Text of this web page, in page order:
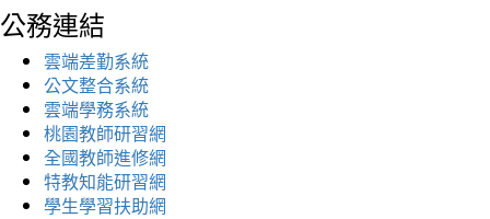
公務連結
雲端差勤系統
公文整合系統
雲端學務系統
桃園教師研習網
全國教師進修網
特教知能研習網
學生學習扶助網